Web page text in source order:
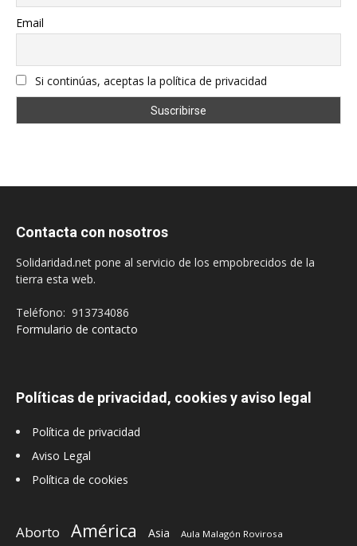
Email
Si continúas, aceptas la política de privacidad
Contacta con nosotros
Solidaridad.net pone al servicio de los empobrecidos de la
tierra esta web.
Teléfono: 913734086
Formulario de contacto
Políticas de privacidad, cookies y aviso legal
Política de privacidad
Aviso Legal
Política de cookies
Aborto América Asia Aula Malagón Rovirosa